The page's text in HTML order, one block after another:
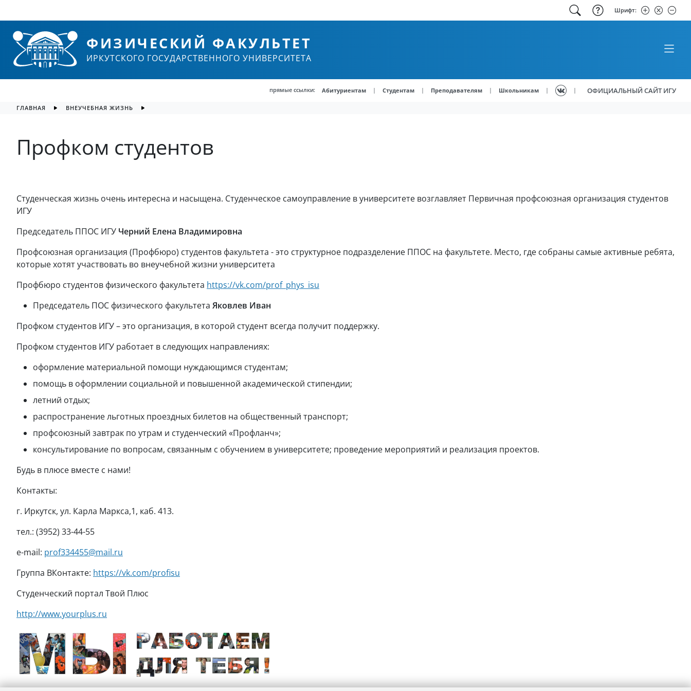
Шрифт:
ФИЗИЧЕСКИЙ ФАКУЛЬТЕТ
ИРКУТСКОГО ГОСУДАРСТВЕННОГО УНИВЕРСИТЕТА
прямые ссылки: Абитуриентам | Студентам | Преподавателям | Школьникам | | ОФИЦИАЛЬНЫЙ САЙТ ИГУ
ГЛАВНАЯ ВНЕУЧЕБНАЯ ЖИЗНЬ
Профком студентов
Студенческая жизнь очень интересна и насыщена. Студенческое самоуправление в университете возглавляет Первичная профсоюзная организация студентов
ИГУ
Председатель ППОС ИГУ Черний Елена Владимировна
Профсоюзная организация (Профбюро) студентов факультета - это структурное подразделение ППОС на факультете. Место, где собраны самые активные ребята,
которые хотят участвовать во внеучебной жизни университета
Профбюро студентов физического факультета https://vk.com/prof_phys_isu
Председатель ПОС физического факультета Яковлев Иван
Профком студентов ИГУ – это организация, в которой студент всегда получит поддержку.
Профком студентов ИГУ работает в следующих направлениях:
оформление материальной помощи нуждающимся студентам;
помощь в оформлении социальной и повышенной академической стипендии;
летний отдых;
распространение льготных проездных билетов на общественный транспорт;
профсоюзный завтрак по утрам и студенческий «Профланч»;
консультирование по вопросам, связанным с обучением в университете; проведение мероприятий и реализация проектов.
Будь в плюсе вместе с нами!
Контакты:
г. Иркутск, ул. Карла Маркса,1, каб. 413.
тел.: (3952) 33-44-55
e-mail: prof334455@mail.ru
Группа ВКонтакте: https://vk.com/profisu
Студенческий портал Твой Плюс
http://www.yourplus.ru